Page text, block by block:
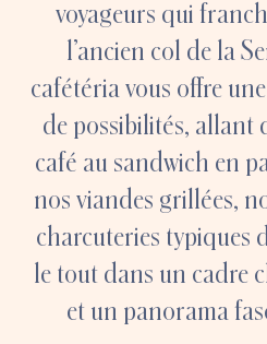
voyageurs qui
l’ancien col de la
cafétéria vous offre
de possibilités, allant
café au sandwich en
nos viandes grillées,
charcuteries typiques
le tout dans un cadre
et un panorama